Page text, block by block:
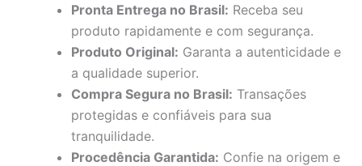
Pronta Entrega no Brasil: Receba seu
produto rapidamente e com segurança.
Produto Original: Garanta a autenticidade e
a qualidade superior.
Compra Segura no Brasil: Transações
protegidas e confiáveis para sua
tranquilidade.
Procedência Garantida: Confie na origem e